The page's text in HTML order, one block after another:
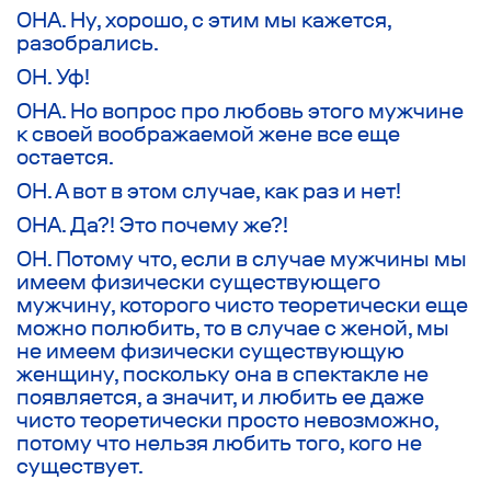
ОНА. Ну, хорошо, с этим мы кажется,
разобрались.
ОН. Уф!
ОНА. Но вопрос про любовь этого мужчине
к своей воображаемой жене все еще
остается.
ОН. А вот в этом случае, как раз и нет!
ОНА. Да?! Это почему же?!
ОН. Потому что, если в случае мужчины мы
имеем физически существующего
мужчину, которого чисто теоретически еще
можно полюбить, то в случае с женой, мы
не имеем физически существующую
женщину, поскольку она в спектакле не
появляется, а значит, и любить ее даже
чисто теоретически просто невозможно,
потому что нельзя любить того, кого не
существует.